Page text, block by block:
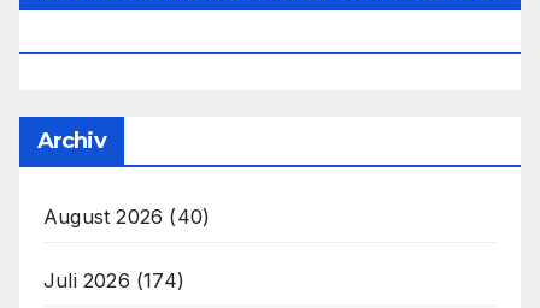
Archiv
August 2026 (40)
Juli 2026 (174)